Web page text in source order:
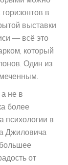
в
выставки
— всё это
который
Один из
не в
более
психологии в
Джиловича
от